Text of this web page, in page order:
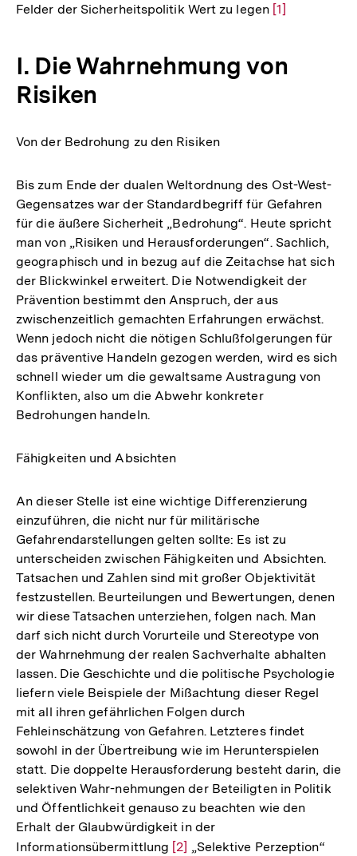
Felder der Sicherheitspolitik Wert zu legen Zur
Fußnote
[1]
I. Die Wahrnehmung von
Risiken
Von der Bedrohung zu den Risiken
Bis zum Ende der dualen Weltordnung des Ost-West-
Gegensatzes war der Standardbegriff für Gefahren
für die äußere Sicherheit „Bedrohung“. Heute spricht
man von „Risiken und Herausforderungen“. Sachlich,
geographisch und in bezug auf die Zeitachse hat sich
der Blickwinkel erweitert. Die Notwendigkeit der
Prävention bestimmt den Anspruch, der aus
zwischenzeitlich gemachten Erfahrungen erwächst.
Wenn jedoch nicht die nötigen Schlußfolgerungen für
das präventive Handeln gezogen werden, wird es sich
schnell wieder um die gewaltsame Austragung von
Konflikten, also um die Abwehr konkreter
Bedrohungen handeln.
Fähigkeiten und Absichten
An dieser Stelle ist eine wichtige Differenzierung
einzuführen, die nicht nur für militärische
Gefahrendarstellungen gelten sollte: Es ist zu
unterscheiden zwischen Fähigkeiten und Absichten.
Tatsachen und Zahlen sind mit großer Objektivität
festzustellen. Beurteilungen und Bewertungen, denen
wir diese Tatsachen unterziehen, folgen nach. Man
darf sich nicht durch Vorurteile und Stereotype von
der Wahrnehmung der realen Sachverhalte abhalten
lassen. Die Geschichte und die politische Psychologie
liefern viele Beispiele der Mißachtung dieser Regel
mit all ihren gefährlichen Folgen durch
Fehleinschätzung von Gefahren. Letzteres findet
sowohl in der Übertreibung wie im Herunterspielen
statt. Die doppelte Herausforderung besteht darin, die
selektiven Wahr-nehmungen der Beteiligten in Politik
und Öffentlichkeit genauso zu beachten wie den
Erhalt der Glaubwürdigkeit in der
Informationsübermittlung Zur
[2] „Selektive Perzeption“